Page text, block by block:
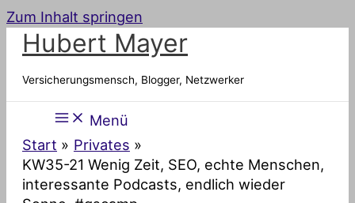
Zum Inhalt springen
Hubert Mayer
Versicherungsmensch, Blogger, Netzwerker
Menü
Start
Privates
KW35-21 Wenig Zeit, SEO, echte Menschen,
interessante Podcasts, endlich wieder